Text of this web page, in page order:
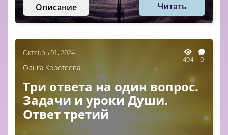
Описание Читать
Октябрь 01, 2024
494 0
Ольга Коротеева
Три ответа на один вопрос.
Задачи и уроки Души.
Ответ третий